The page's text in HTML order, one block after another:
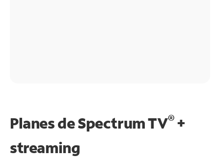
Planes de Spectrum TV®+
streaming